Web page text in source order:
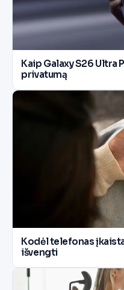
Kaip Galaxy S26 Ultra
privatumą
Kodėl telefonas
išvengti